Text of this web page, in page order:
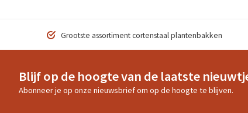
Grootste assortiment cortenstaal plantenbakken
Blijf op de hoogte van de laatste
Abonneer je op onze nieuwsbrief om op de hoogte te blijven.